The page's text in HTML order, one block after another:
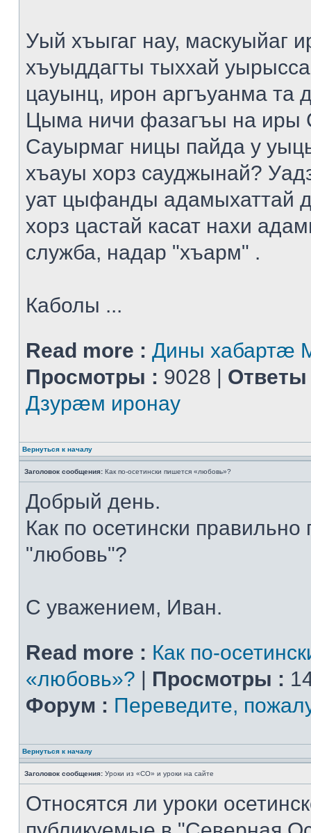
Уый хъыгаг нау, маскуыйаг
хъуыддагты тыххай
цауынц, ирон аргъуанма та
Цыма ничи фазагъы на иры
Сауырмаг ницы пайда у
хъауы хорз сауджынай?
уат цыфанды адамыхаттай
хорз цастай касат нахи
служба, надар "хъарм" .
Каболы ...
Read more : Дины хабартæ
Просмотры : 9028 | Ответы
Дзурæм иронау
Вернуться к началу
Заголовок сообщения: Как по-осетински пишется «любовь»?
Добрый день.
Как по осетински
"любовь"?
С уважением, Иван.
Read more : Как по-
«любовь»? | Просмотры :
Форум : Переведите,
Вернуться к началу
Заголовок сообщения: Уроки из «СО» и уроки на сайте
Относятся ли уроки